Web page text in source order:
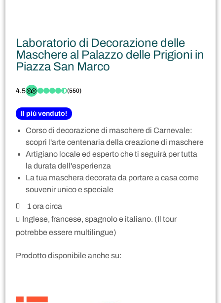
Laboratorio di Decorazione delle
Maschere al Palazzo delle Prigioni in
Piazza San Marco
4.5 (550)
Il più venduto!
Corso di decorazione di maschere di Carnevale:
scopri l'arte centenaria della creazione di maschere
Artigiano locale ed esperto che ti seguirà per tutta
la durata dell'esperienza
La tua maschera decorata da portare a casa come
souvenir unico e speciale
1 ora circa
Inglese, francese, spagnolo e italiano. (Il tour
potrebbe essere multilingue)
Prodotto disponibile anche su: